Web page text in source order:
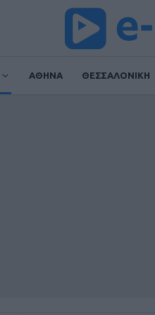
ΑΘΗΝΑ ΘΕΣΣΑΛΟΝΙΚΗ